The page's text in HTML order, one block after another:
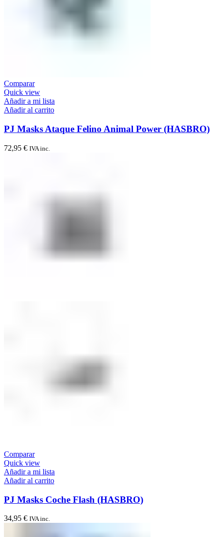
Comparar
Quick view
Añadir a mi lista
Añadir al carrito
PJ Masks Ataque Felino Animal Power (HASBRO)
72,95 € IVA inc.
Comparar
Quick view
Añadir a mi lista
Añadir al carrito
PJ Masks Coche Flash (HASBRO)
34,95 € IVA inc.